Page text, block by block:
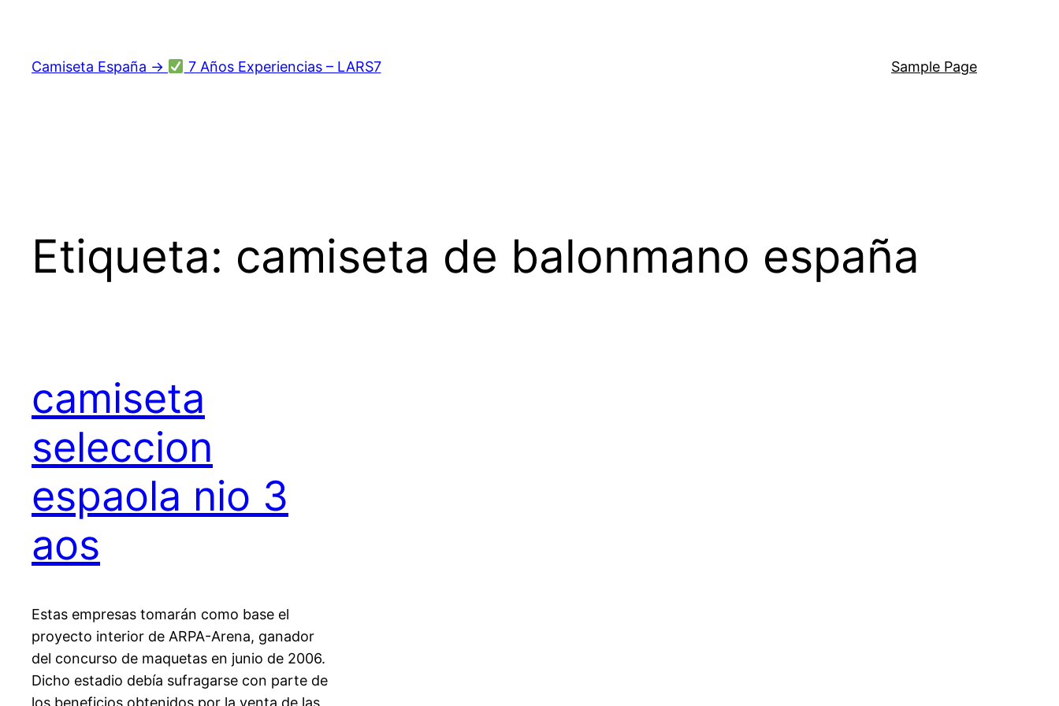
contenido
Camiseta España → 7 Años Experiencias – LARS7 Sample Page
Etiqueta: camiseta de balonmano españa
camiseta
seleccion
espaola nio 3
aos
Estas empresas tomarán como base el
proyecto interior de ARPA-Arena, ganador
del concurso de maquetas en junio de 2006.
Dicho estadio debía sufragarse con parte de
los beneficios obtenidos por la venta de las